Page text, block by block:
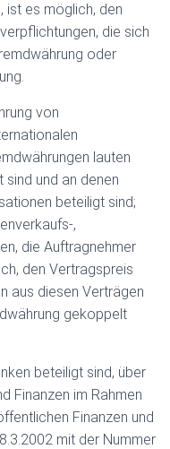
ist es möglich, den
die sich
oder
von
lauten
und an denen
beteiligt sind;
,
die Auftragnehmer
den Vertragspreis
aus diesen Verträgen
gekoppelt
beteiligt sind, über
Finanzen im Rahmen
Finanzen und
mit der Nummer